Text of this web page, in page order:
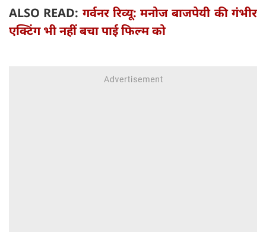
ALSO READ: गर्वनर रिव्यू: मनोज बाजपेयी की गंभीर
एक्टिंग भी नहीं बचा पाई फिल्म को